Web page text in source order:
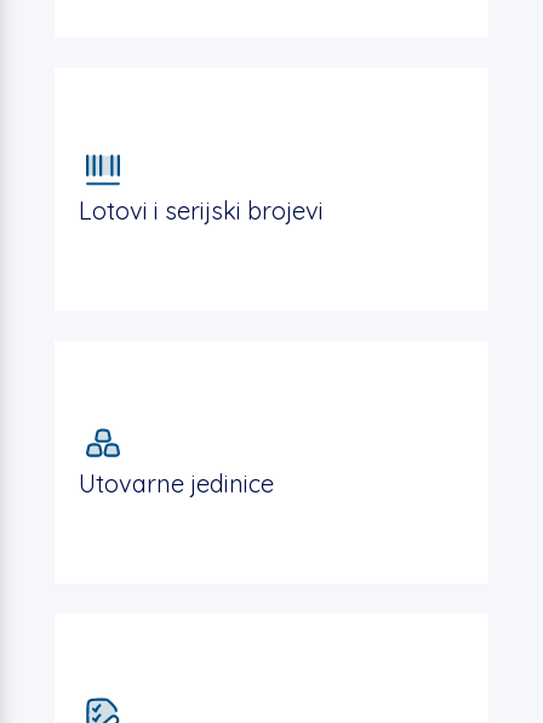
Lotovi i serijski brojevi
Utovarne jedinice